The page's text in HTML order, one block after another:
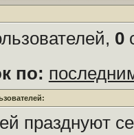
0
по:
празднуют